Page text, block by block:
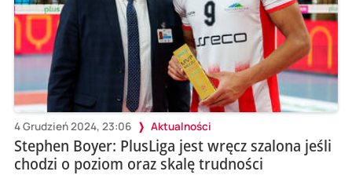
4 Grudzień 2024, 23:06 Aktualności
Stephen Boyer: PlusLiga jest wręcz szalona jeśli
chodzi o poziom oraz skalę trudności